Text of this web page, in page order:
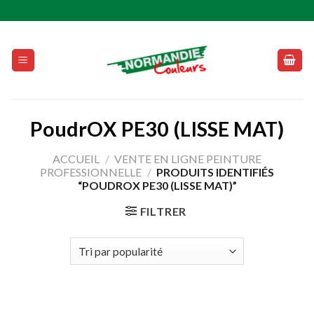
to
PoudrOX PE30 (LISSE MAT)
ACCUEIL / VENTE EN LIGNE PEINTURE
PROFESSIONNELLE / PRODUITS IDENTIFIÉS
“POUDROX PE30 (LISSE MAT)”
FILTRER